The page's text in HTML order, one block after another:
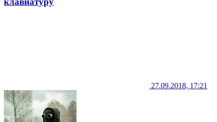
27.09.2018, 17:21